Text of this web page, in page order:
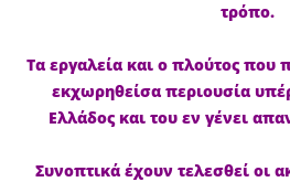
τρόπο.
Τα εργαλεία και ο πλούτος που
εκχωρηθείσα περιουσία
Ελλάδος και του εν γένει
Συνοπτικά έχουν τελεσθεί οι